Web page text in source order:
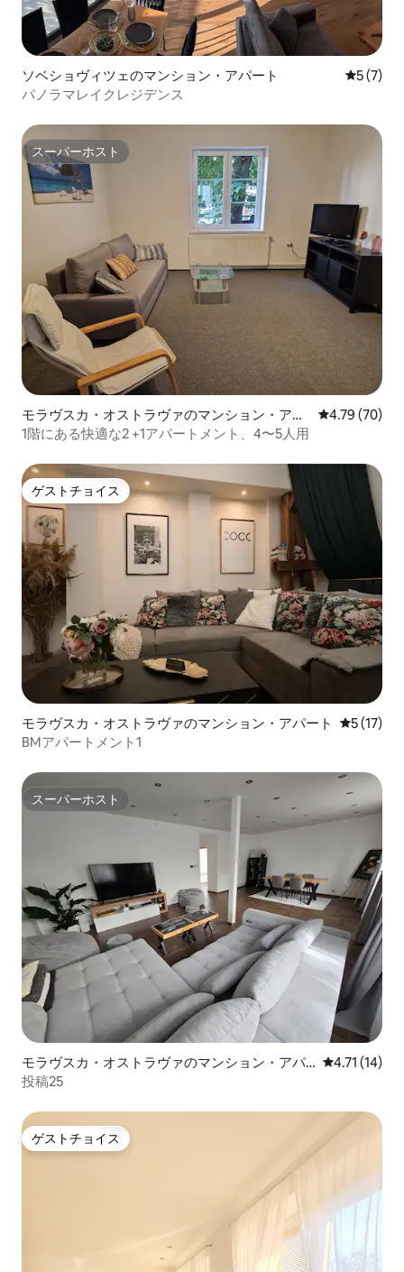
ソベショヴィツェのマンション・アパート レビュー
5 (7)
パノラマレイクレジデンス
スーパーホスト
スーパーホスト
モラヴスカ・オストラヴァのマンション・アパ
ート
レビュー70
4.79 (70)
1階にある快適な2 +1アパートメント、4〜5人用
ゲストチョイス
ゲストチョイス
モラヴスカ・オストラヴァのマンション・アパート レビュー
5 (17)
BMアパートメント1
スーパーホスト
スーパーホスト
モラヴスカ・オストラヴァのマンション・アパ
ート
レビュー14
4.71 (14)
投稿25
ゲストチョイス
ゲストチョイス